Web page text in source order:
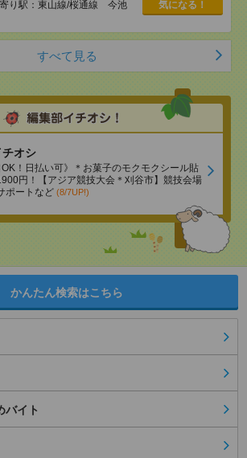
り駅：東山線/桜通線 今池
気になる！
すべて見る
オシ
OK！日払い可》＊お菓子のモクモクシール貼
円！【アジア競技大会＊刈谷市】競技会場
ポートなど (8/7UP!)
かんたん検索はこちら
バイト